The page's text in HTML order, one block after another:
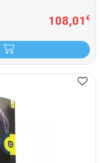
108,01€